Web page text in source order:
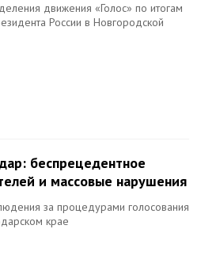
движения «Голос» по итогам
России в Новгородской
беспрецедентное
и массовые нарушения
за процедурами голосования
крае